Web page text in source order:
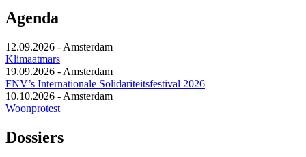
Agenda
12.09.2026 - Amsterdam
Klimaatmars
19.09.2026 - Amsterdam
FNV’s Internationale Solidariteitsfestival 2026
10.10.2026 - Amsterdam
Woonprotest
Dossiers